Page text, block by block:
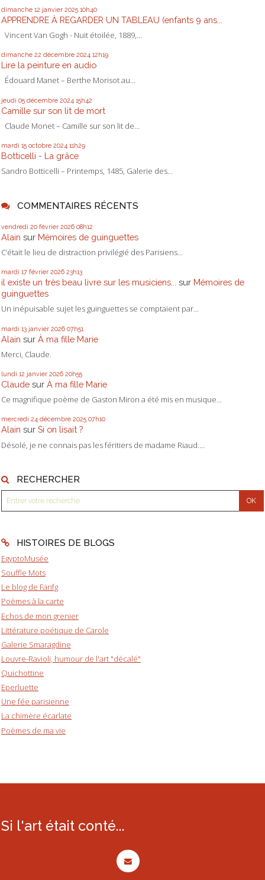
dimanche 12 janvier 2025 10h40
APPRENDRE À REGARDER UN TABLEAU (enfants 9 ans...
Vincent Van Gogh - Nuit étoilée, 1889,...
dimanche 22 décembre 2024 12h19
Lire la peinture en audio
Édouard Manet – Berthe Morisot au...
jeudi 05 décembre 2024 15h42
Camille sur son lit de mort
Claude Monet – Camille sur son lit de...
mardi 15 octobre 2024 11h29
Botticelli - La grâce
Sandro Botticelli – Printemps, 1485, Galerie des...
COMMENTAIRES RÉCENTS
vendredi 20 février 2026 08h12
Alain sur Mémoires de guinguettes
C’était le lieu de distraction privilégié des Parisiens...
mardi 17 février 2026 23h13
il existe un très beau livre sur les musiciens... sur Mémoires de
guinguettes
Un inépuisable sujet les guinguettes se comptaient par...
mardi 13 janvier 2026 07h51
Alain sur À ma fille Marie
Merci, Claude.
lundi 12 janvier 2026 20h55
Claude sur À ma fille Marie
Ce magnifique poème de Gaston Miron a été mis en musique...
mercredi 24 décembre 2025 07h10
Alain sur Si on lisait ?
Désolé, je ne connais pas les féritiers de madame Riaud....
RECHERCHER
HISTOIRES DE BLOGS
EgyptoMusée
Souffle Mots
Le blog de Fanfg
Poèmes à la carte
Echos de mon grenier
Littérature poétique de Carole
Galerie Smaragdine
Louvre-Ravioli, humour de l'art "décalé"
Quichottine
Eperluette
Une fée parisienne
La chimère écarlate
Poèmes de ma vie
Si l'art était conté...